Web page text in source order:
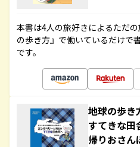
本書は4人の旅好きによるただ
の歩き方』で働いているだけで
です。
地球の歩き
すてきな田
帰りおさ